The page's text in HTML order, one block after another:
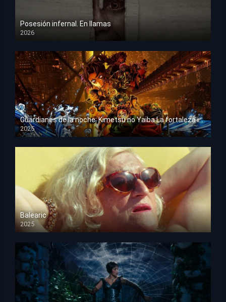
Posesión infernal. En llamas
2026
HD 1080p
Guardianes de la noche: Kimetsu no Yaiba La fortaleza infinita
2025
HD 1080p
Balearic
2025
HD 1080p